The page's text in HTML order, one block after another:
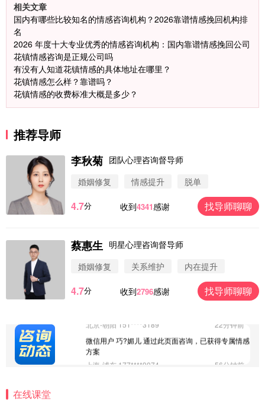
相关文章
国内有哪些比较知名的情感咨询机构？2026靠谱情感挽回机构排
名
2026 年度十大专业优秀的情感咨询机构：国内靠谱情感挽回公司
花镇情感咨询是正规公司吗
有没有人知道花镇情感的具体地址在哪里？
花镇情感怎么样？靠谱吗？
花镇情感的收费标准大概是多少？
推荐导师
李秋菊 团队心理咨询督导师
婚姻修复
情感提升 脱单
4.7分 收到4341感谢 找导师聊聊
蔡惠生 明星心理咨询督导师
婚姻修复
关系维护 内在提升
4.7分 收到2796感谢 找导师聊聊
浙江-杭州 183****4847
案
15分钟前
微信用户 大太阳 通过此页面咨询，已获得专属情感
微信用户 安康 通过此页面咨询，已获得专属情感方
案
微信用户 怀拥倾城女 通过此页面咨询，已获得专属
微信用户 巧?媚儿 通过此页面咨询，已获得专属情感
方案
上海-浦东 177****9074
在线课堂